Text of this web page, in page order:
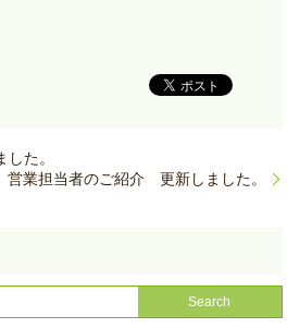
した。
営業担当者のご紹介 更新しました。